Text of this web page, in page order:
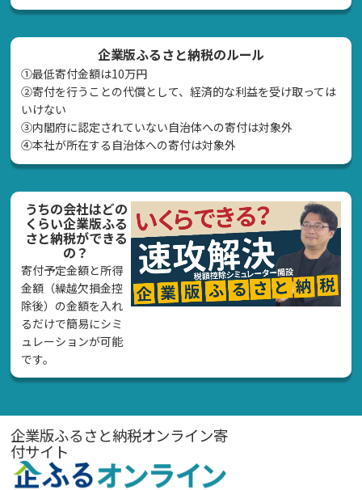
企業版ふるさと納税のルール
①最低寄付金額は10万円
②寄付を行うことの代償として、経済的な利益を受け取っては
いけない
➂内閣府に認定されていない自治体への寄付は対象外
④本社が所在する自治体への寄付は対象外
うちの会社はどの
くらい企業版ふる
さと納税ができる
の？
寄付予定金額と所得
金額（繰越欠損金控
除後）の金額を入れ
るだけで簡易にシミ
ュレーションが可能
です。
企業版ふるさと納税オンライン寄
付サイト